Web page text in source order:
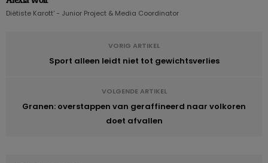
Diëtiste Karott' - Junior Project & Media Coordinator
VORIG ARTIKEL
Sport alleen leidt niet tot gewichtsverlies
VOLGENDE ARTIKEL
Granen: overstappen van geraffineerd naar volkoren
doet afvallen